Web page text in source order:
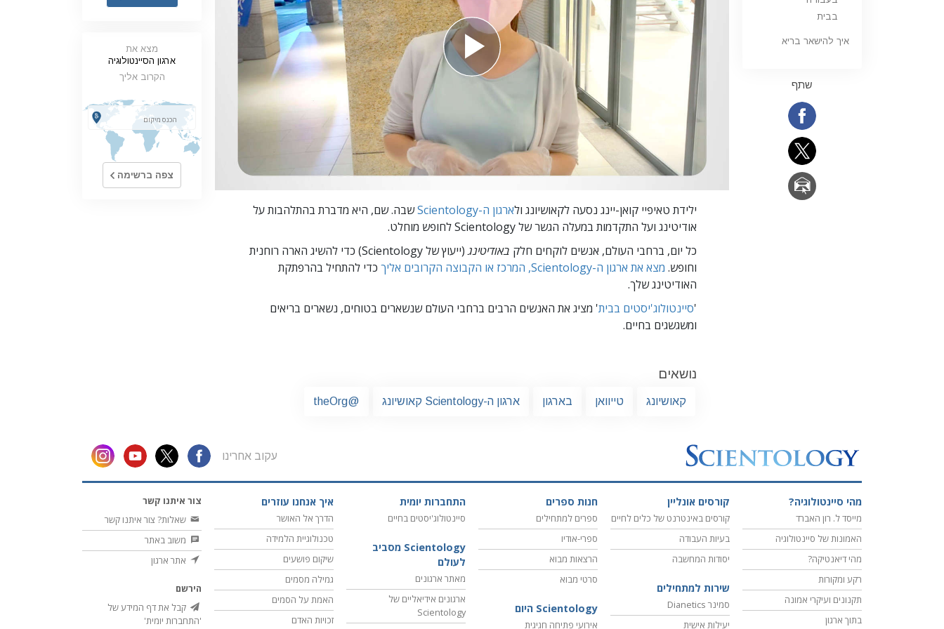
ילדים
אתיקה ומצבי הפעולה
יסודות ההתארגנות
היסודות של יחסי ציבור
ילידת טאיפיי קואן-יינג נסעה לקאושיונג ולארגון ה-Scientology
שבה. שם, היא מדברת בהתלהבות על
אודיטינג ועל התקדמות במעלה הגשר של Scientology לחופש מוחלט.
כל יום, ברחבי העולם, אנשים לוקחים חלק באודיטינג
(ייעוץ של Scientology) כדי להשיג הארה רוחנית
וחופש. מצא את ארגון ה-Scientology, המרכז או הקבוצה הקרובים אליך
כדי להתחיל בהרפתקת
האודיטינג שלך.
'סיינטולוג'יסטים בבית' מציג את האנשים הרבים ברחבי העולם שנשארים בטוחים, נשארים בריאים
ומשגשגים בחיים.
נושאים
קאושיונג טייוואן בארגון ארגון ה-Scientology קאושיונג @theOrg
בבית
איך להישאר בריא
שתף
מצא את
ארגון הסיינטולוגיה
הקרוב אליך
צפה ברשימה
עקוב אחרינו
מהי סיינטולוגיה?
מייסד ל. רון האברד
האמונות של סיינטולוגיה
מהי דיאנטיקה?
רקע ומקורות
תקנונים ועיקרי אמונה
בתוך ארגון
קורסים אונליין
קורסים באינטרנט של כלים לחיים
בעיות העבודה
יסודות המחשבה
שירות למתחילים
סמינר Dianetics
יעילות אישית
חנות ספרים
ספרים למתחילים
ספרי-אודיו
הרצאות מבוא
סרטי מבוא
Scientology היום
אירועי פתיחה חגיגית
התחברות יומית
סיינטולוג'יסטים בחיים
Scientology מסביב
לעולם
מאתר ארגונים
ארגונים אידיאליים של
Scientology
איך אנחנו עוזרים
הדרך אל האושר
טכנולוגיית הלמידה
שיקום פושעים
גמילה מסמים
האמת על הסמים
זכויות האדם
צור איתנו קשר
שאלות? צור איתנו קשר
משוב באתר
אתר ארגון
הירשם
קבל את דף המידע של
'התחברות יומית'